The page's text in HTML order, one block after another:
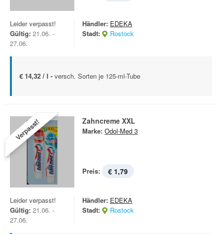
Leider verpasst!
Gültig: 21.06. -
27.06.
Händler: EDEKA
Stadt:
Rostock
€ 14,32 / l - versch. Sorten je 125-ml-Tube
Verpasst! Zahncreme XXL
Marke: Odol-Med 3
Preis: € 1,79
Leider verpasst!
Gültig: 21.06. -
27.06.
Händler: EDEKA
Stadt:
Rostock